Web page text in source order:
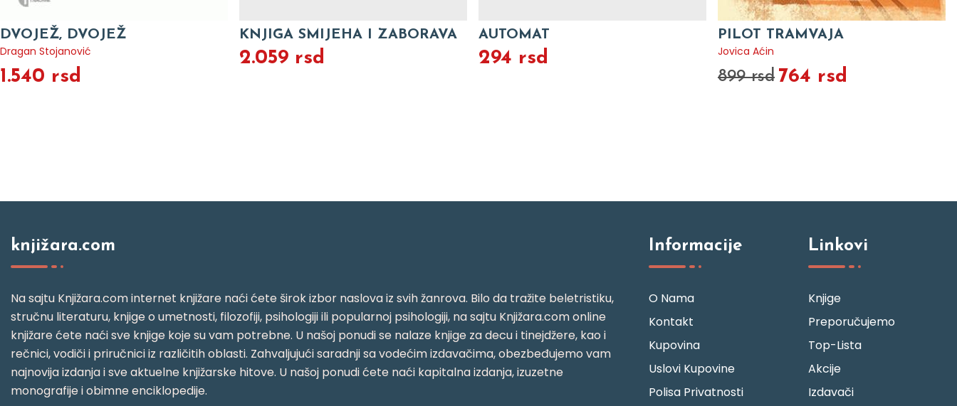
DVOJEŽ, DVOJEŽ
Dragan Stojanović
1.540 rsd
KNJIGA SMIJEHA I ZABORAVA
2.059 rsd
AUTOMAT
294 rsd
PILOT TRAMVAJA
Jovica Aćin
899 rsd 764 rsd
knjižara.com
Na sajtu Knjižara.com internet knjižare naći ćete širok izbor naslova iz svih žanrova. Bilo da tražite beletristiku,
stručnu literaturu, knjige o umetnosti, filozofiji, psihologiji ili popularnoj psihologiji, na sajtu Knjižara.com online
knjižare ćete naći sve knjige koje su vam potrebne. U našoj ponudi se nalaze knjige za decu i tinejdžere, kao i
rečnici, vodiči i priručnici iz različitih oblasti. Zahvaljujući saradnji sa vodećim izdavačima, obezbeđujemo vam
najnovija izdanja i sve aktuelne knjižarske hitove. U našoj ponudi ćete naći kapitalna izdanja, izuzetne
monografije i obimne enciklopedije.
Informacije
O Nama
Kontakt
Kupovina
Uslovi Kupovine
Polisa Privatnosti
Linkovi
Knjige
Preporučujemo
Top-Lista
Akcije
Izdavači